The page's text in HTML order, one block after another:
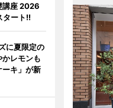
講座 2026
タート!!
に夏限定の
レモンも
ーキ」が新